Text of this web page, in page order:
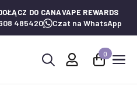
DO CANAVAPE REWARDS
485420 Czat na WhatsApp
0